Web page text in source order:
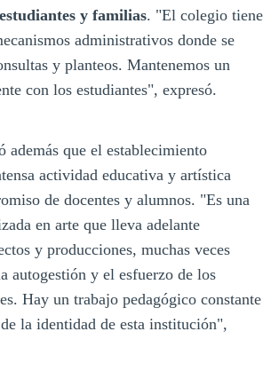
y familias. "El colegio tiene
administrativos donde se
y planteos. Mantenemos un
con los estudiantes", expresó.
además que el establecimiento
actividad educativa y artística
de docentes y alumnos. "Es una
en arte que lleva adelante
y producciones, muchas veces
autogestión y el esfuerzo de los
Hay un trabajo pedagógico constante
la identidad de esta institución",